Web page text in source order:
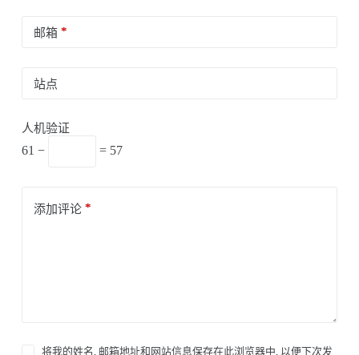
邮箱*
站点
人机验证
61 − = 57
添加评论*
将我的姓名, 邮箱地址和网站信息保存在此浏览器中, 以便下次发